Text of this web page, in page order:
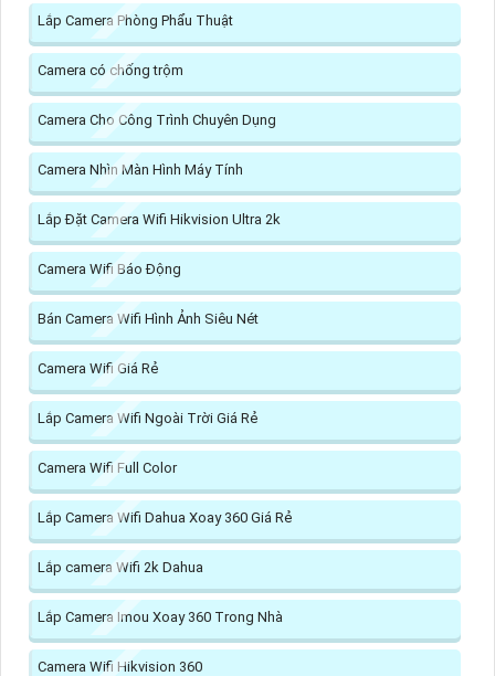
Lắp Camera Phòng Phẩu Thuật
Camera có chống trộm
Camera Cho Công Trình Chuyên Dụng
Camera Nhìn Màn Hình Máy Tính
Lắp Đặt Camera Wifi Hikvision Ultra 2k
Camera Wifi Báo Động
Bán Camera Wifi Hình Ảnh Siêu Nét
Camera Wifi Giá Rẻ
Lắp Camera Wifi Ngoài Trời Giá Rẻ
Camera Wifi Full Color
Lắp Camera Wifi Dahua Xoay 360 Giá Rẻ
Lắp camera Wifi 2k Dahua
Lắp Camera Imou Xoay 360 Trong Nhà
Camera Wifi Hikvision 360